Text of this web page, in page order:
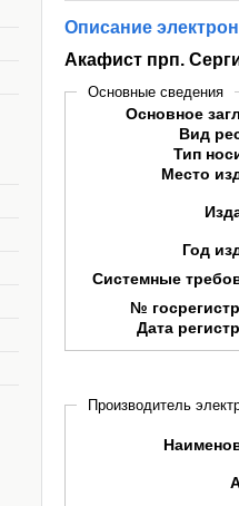
Описание
Акафист прп.
Основные сведения
Основное
Вид
Тип
Место
Год
Системные
№
Дата
Производитель